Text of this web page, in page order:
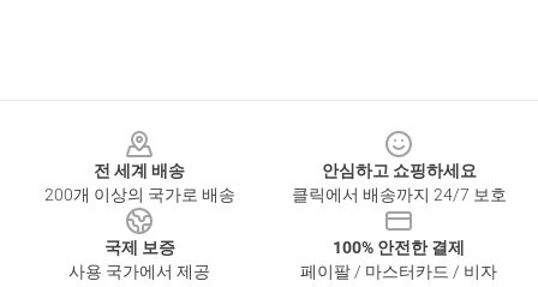
전 세계 배송
200개 이상의 국가로 배송
안심하고 쇼핑하세요
클릭에서 배송까지 24/7 보호
국제 보증
사용 국가에서 제공
100% 안전한 결제
페이팔 / 마스터카드 / 비자